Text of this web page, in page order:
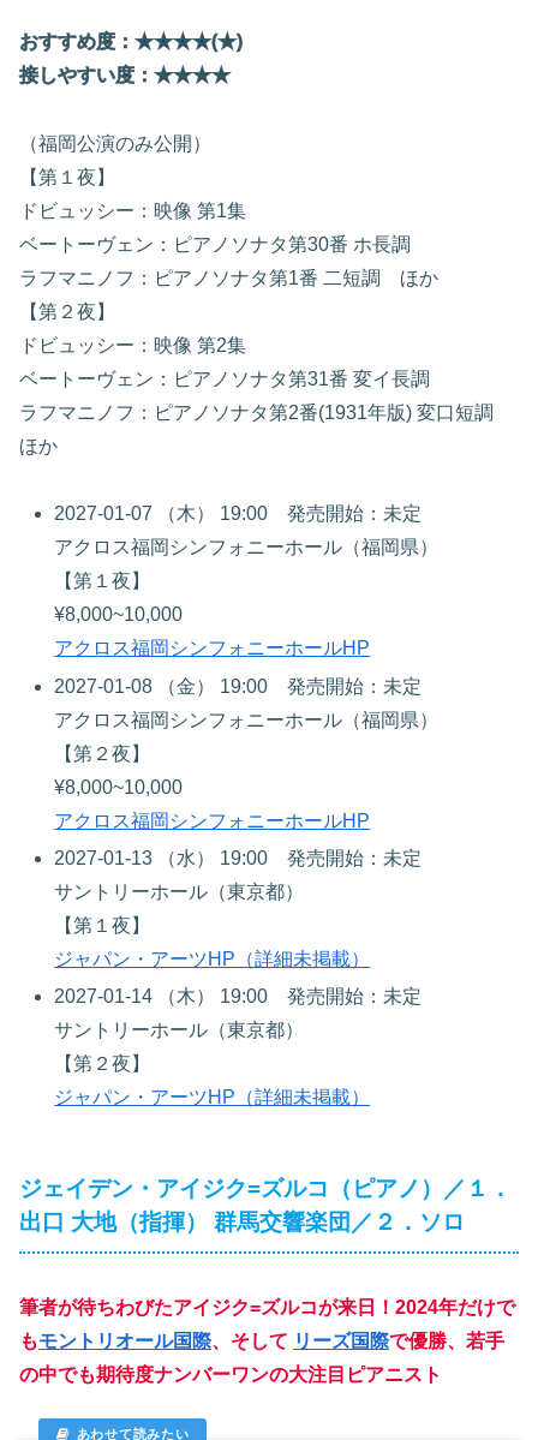
おすすめ度：★★★★(★)
接しやすい度：★★★★
（福岡公演のみ公開）
【第１夜】
ドビュッシー：映像 第1集
ベートーヴェン：ピアノソナタ第30番 ホ長調
ラフマニノフ：ピアノソナタ第1番 二短調 ほか
【第２夜】
ドビュッシー：映像 第2集
ベートーヴェン：ピアノソナタ第31番 変イ長調
ラフマニノフ：ピアノソナタ第2番(1931年版) 変口短調
ほか
2027-01-07 （木） 19:00 発売開始：未定
アクロス福岡シンフォニーホール（福岡県）
【第１夜】
¥8,000~10,000
アクロス福岡シンフォニーホールHP
2027-01-08 （金） 19:00 発売開始：未定
アクロス福岡シンフォニーホール（福岡県）
【第２夜】
¥8,000~10,000
アクロス福岡シンフォニーホールHP
2027-01-13 （水） 19:00 発売開始：未定
サントリーホール（東京都）
【第１夜】
ジャパン・アーツHP（詳細未掲載）
2027-01-14 （木） 19:00 発売開始：未定
サントリーホール（東京都）
【第２夜】
ジャパン・アーツHP（詳細未掲載）
ジェイデン・アイジク=ズルコ（ピアノ）／１．
出口 大地（指揮） 群馬交響楽団／２．ソロ
筆者が待ちわびたアイジク=ズルコが来日！2024年だけで
もモントリオール国際、そして リーズ国際で優勝、若手
の中でも期待度ナンバーワンの大注目ピアニスト